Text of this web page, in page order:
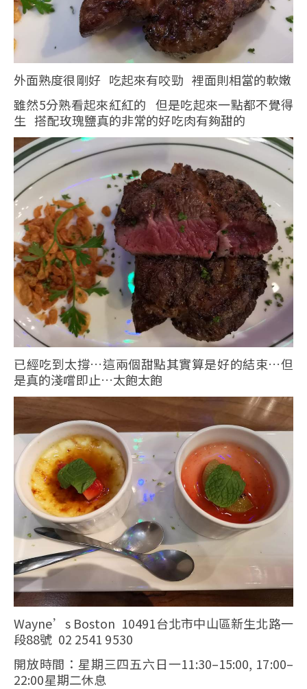
外面熟度很剛好 吃起來有咬勁 裡面則相當的軟嫩
雖然5分熟看起來紅紅的 但是吃起來一點都不覺得
生 搭配玫瑰鹽真的非常的好吃肉有夠甜的
已經吃到太撐…這兩個甜點其實算是好的結束…但
是真的淺嚐即止…太飽太飽
Wayne’s Boston 10491台北市中山區新生北路一
段88號 02 2541 9530
開放時間：星期三四五六日一11:30–15:00, 17:00–
22:00星期二休息